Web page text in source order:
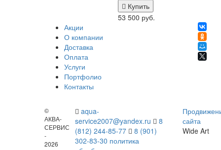
Купить
53 500 руб.
Акции
О компании
Доставка
Оплата
Услуги
Портфолио
Контакты
©
АКВА-
СЕРВИС
-
2026
aqua-
service2007@yandex.ru
8
(812) 244-85-77
8 (901)
302-83-30 политика
сайта
Wide Art